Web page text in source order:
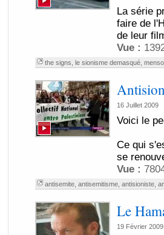
La série
faire de
de leur
Vue :
the signs le sionisme demasqué,
16 Juillet 2009
Voici le
Ce qui
se
Vue :
antisemite, antisemitisme, antisioniste,
Le
19 Février 2009